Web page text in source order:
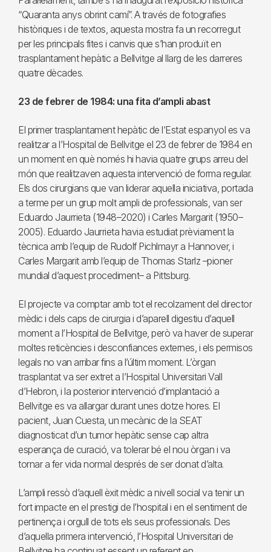
“Quaranta anys obrint camí”. A través de fotografies
històriques i de textos, aquesta mostra fa un recorregut
per les principals fites i canvis que s’han produït en
trasplantament hepàtic a Bellvitge al llarg de les darreres
quatre dècades.
23 de febrer de 1984: una fita d’ampli abast
El primer trasplantament hepàtic de l’Estat espanyol es va
realitzar a l’Hospital de Bellvitge el 23 de febrer de 1984 en
un moment en què només hi havia quatre grups arreu del
món que realitzaven aquesta intervenció de forma regular.
Els dos cirurgians que van liderar aquella iniciativa, portada
a terme per un grup molt ampli de professionals, van ser
Eduardo Jaurrieta (1948–2020) i Carles Margarit (1950–
2005). Eduardo Jaurrieta havia estudiat prèviament la
tècnica amb l’equip de Rudolf Pichlmayr a Hannover, i
Carles Margarit amb l’equip de Thomas Starlz –pioner
mundial d’aquest procediment– a Pittsburg.
El projecte va comptar amb tot el recolzament del director
mèdic i dels caps de cirurgia i d’aparell digestiu d’aquell
moment a l’Hospital de Bellvitge, però va haver de superar
moltes reticències i desconfiances externes, i els permisos
legals no van arribar fins a l’últim moment. L’òrgan
trasplantat va ser extret a l’Hospital Universitari Vall
d’Hebron, i la posterior intervenció d’implantació a
Bellvitge es va allargar durant unes dotze hores. El
pacient, Juan Cuesta, un mecànic de la SEAT
diagnosticat d’un tumor hepàtic sense cap altra
esperança de curació, va tolerar bé el nou òrgan i va
tornar a fer vida normal després de ser donat d’alta.
L’ampli ressò d’aquell èxit mèdic a nivell social va tenir un
fort impacte en el prestigi de l’hospital i en el sentiment de
pertinença i orgull de tots els seus professionals. Des
d’aquella primera intervenció, l’Hospital Universitari de